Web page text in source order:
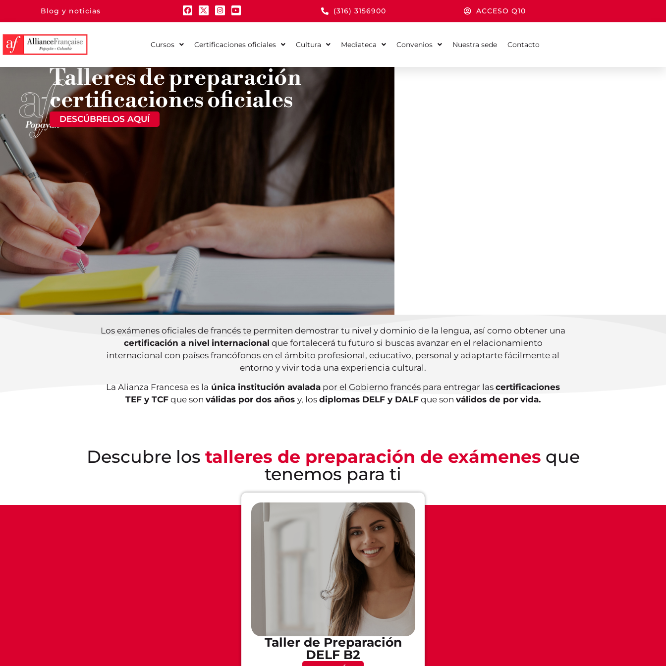
Blog y noticias (316) 3156900 ACCESO Q10
Cursos Certificaciones oficiales Cultura Mediateca Convenios Nuestra sede Contacto
Talleres de preparación
certificaciones oficiales
DESCÚBRELOS AQUÍ
Los exámenes oficiales de francés te permiten demostrar tu nivel y dominio de la lengua, así como obtener una
certificación a nivel internacional que fortalecerá tu futuro si buscas avanzar en el relacionamiento
internacional con países francófonos en el ámbito profesional, educativo, personal y adaptarte fácilmente al
entorno y vivir toda una experiencia cultural.
La Alianza Francesa es la única institución avalada por el Gobierno francés para entregar las certificaciones
TEF y TCF que son válidas por dos años y, los diplomas DELF y DALF que son válidos de por vida.
Descubre los talleres de preparación de exámenes que
tenemos para ti
Taller de Preparación
DELF B2